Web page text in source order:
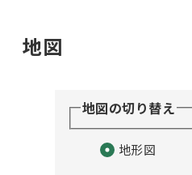
地図
地図の切り替え
地形図